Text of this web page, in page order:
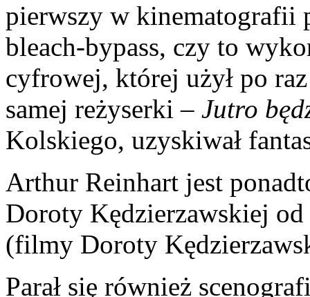
pierwszy w kinematografii
bleach-bypass, czy to
cyfrowej, której użył po
samej reżyserki – Jutro
Kolskiego, uzyskiwał
Arthur Reinhart jest
Doroty Kędzierzawskiej od
(filmy Doroty
Parał się również